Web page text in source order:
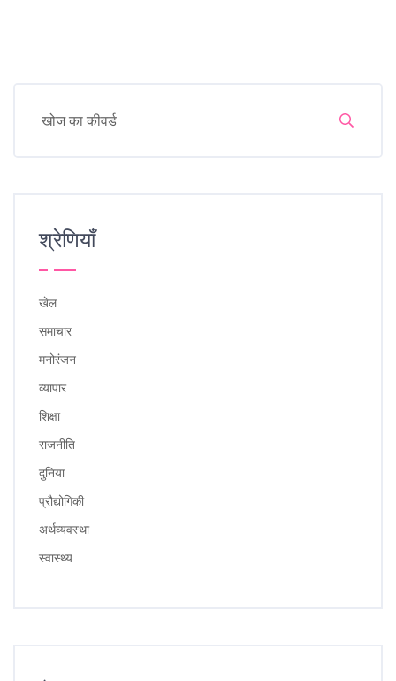
श्रेणियाँ
खेल
समाचार
मनोरंजन
व्यापार
शिक्षा
राजनीति
दुनिया
प्रौद्योगिकी
अर्थव्यवस्था
स्वास्थ्य